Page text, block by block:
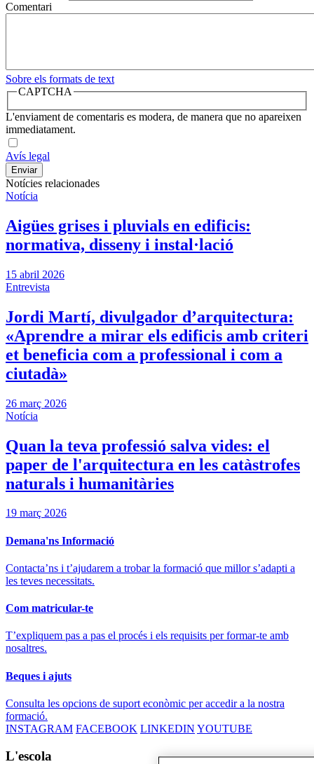
Comentari
Sobre els formats de text
CAPTCHA
L'enviament de comentaris es modera, de manera que no apareixen
immediatament.
Avís legal
Notícies relacionades
Notícia
Aigües grises i pluvials en edificis:
normativa, disseny i instal·lació
15 abril 2026
Entrevista
Jordi Martí, divulgador d’arquitectura:
«Aprendre a mirar els edificis amb criteri
et beneficia com a professional i com a
ciutadà»
26 març 2026
Notícia
Quan la teva professió salva vides: el
paper de l'arquitectura en les catàstrofes
naturals i humanitàries
19 març 2026
Demana'ns Informació
Contacta’ns i t’ajudarem a trobar la formació que millor s’adapti a
les teves necessitats.
Com matricular-te
T’expliquem pas a pas el procés i els requisits per formar-te amb
nosaltres.
Beques i ajuts
Consulta les opcions de suport econòmic per accedir a la nostra
formació.
INSTAGRAM FACEBOOK LINKEDIN YOUTUBE
L'escola